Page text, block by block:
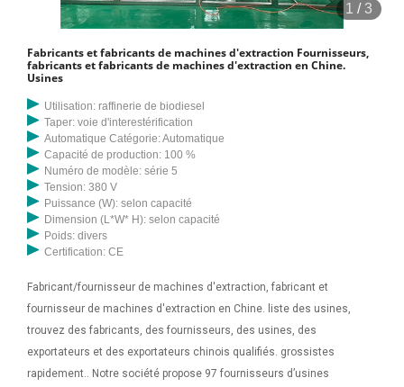
1 /3
Fabricants et fabricants de machines d'extraction Fournisseurs,
fabricants et fabricants de machines d'extraction en Chine.
Usines
Utilisation: raffinerie de biodiesel
Taper: voie d'interestérification
Automatique Catégorie: Automatique
Capacité de production: 100 %
Numéro de modèle: série 5
Tension: 380 V
Puissance (W): selon capacité
Dimension (L*W* H): selon capacité
Poids: divers
Certification: CE
Fabricant/fournisseur de machines d'extraction, fabricant et
fournisseur de machines d'extraction en Chine. liste des usines,
trouvez des fabricants, des fournisseurs, des usines, des
exportateurs et des exportateurs chinois qualifiés. grossistes
rapidement.. Notre société propose 97 fournisseurs d’usines